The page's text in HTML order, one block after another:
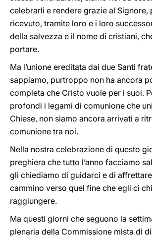
celebrarli e rendere grazie al Signore,
ricevuto, tramite loro e i loro
della salvezza e il nome di cristiani,
portare.
Ma l’unione ereditata dai due Santi
sappiamo, purtroppo non ha ancora
completa che Cristo vuole per i suoi.
profondi i legami di comunione che
Chiese, non siamo ancora arrivati a
comunione tra noi.
Nella nostra celebrazione di questo
preghiera che tutto l’anno facciamo
gli chiediamo di guidarci e di
cammino verso quel fine che egli ci
raggiungere.
Ma questi giorni che seguono la
plenaria della Commissione mista di